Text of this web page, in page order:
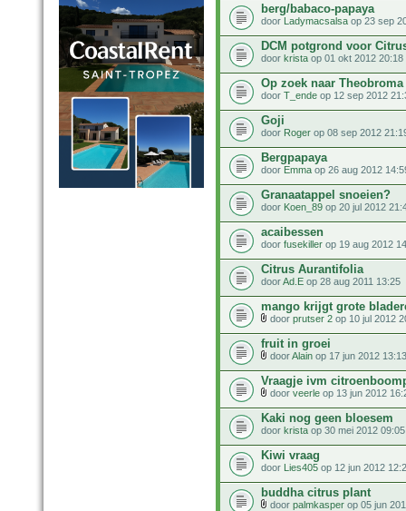
berg/babaco-papaya
door Ladymacsalsa op 23 sep
DCM potgrond voor
door krista op 01 okt 2012 20:18
Op zoek naar Theobroma
door T_ende op 12 sep 2012
Goji
door Roger op 08 sep 2012
Bergpapaya
door Emma op 26 aug 2012
Granaatappel snoeien?
door Koen_89 op 20 jul 2012
acaibessen
door fusekiller op 19 aug 2012
Citrus Aurantifolia
doorAd.E op 28 aug 2011 13:25
mango krijgt grote
door prutser 2 op 10 jul 2012
fruit in groei
doorAlain op 17 jun 2012 13:13
Vraagje ivm
door veerle op 13 jun 2012
Kaki nog geen bloesem
door krista op 30 mei 2012 09:05
Kiwi vraag
door Lies405 op 12 jun 2012
buddha citrus plant
door palmkasper op 05 jun